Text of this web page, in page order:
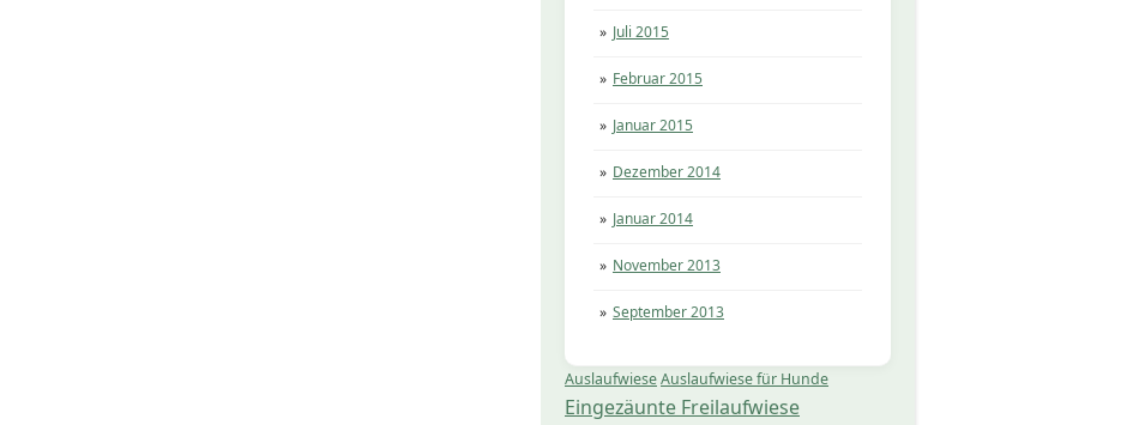
Juli 2015
Februar 2015
Januar 2015
Dezember 2014
Januar 2014
November 2013
September 2013
AuslaufwieseAuslaufwiese für Hunde
Eingezäunte Freilaufwiese